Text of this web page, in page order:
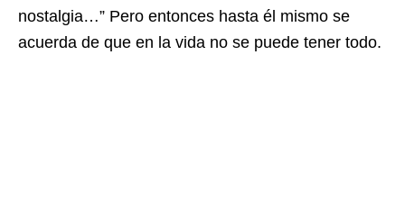
nostalgia…” Pero entonces hasta él mismo se
acuerda de que en la vida no se puede tener todo.